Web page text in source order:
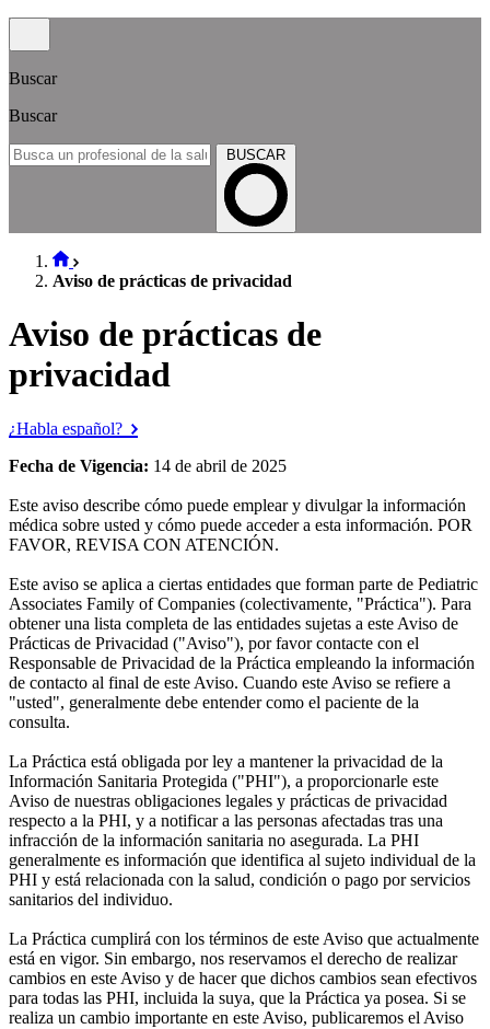
Buscar
Buscar
BUSCAR
Aviso de prácticas de privacidad
Aviso de prácticas de
privacidad
¿Habla español?
Fecha de Vigencia: 14 de abril de 2025
Este aviso describe cómo puede emplear y divulgar la información
médica sobre usted y cómo puede acceder a esta información. POR
FAVOR, REVISA CON ATENCIÓN.
Este aviso se aplica a ciertas entidades que forman parte de Pediatric
Associates Family of Companies (colectivamente, "Práctica"). Para
obtener una lista completa de las entidades sujetas a este Aviso de
Prácticas de Privacidad ("Aviso"), por favor contacte con el
Responsable de Privacidad de la Práctica empleando la información
de contacto al final de este Aviso. Cuando este Aviso se refiere a
"usted", generalmente debe entender como el paciente de la
consulta.
La Práctica está obligada por ley a mantener la privacidad de la
Información Sanitaria Protegida ("PHI"), a proporcionarle este
Aviso de nuestras obligaciones legales y prácticas de privacidad
respecto a la PHI, y a notificar a las personas afectadas tras una
infracción de la información sanitaria no asegurada. La PHI
generalmente es información que identifica al sujeto individual de la
PHI y está relacionada con la salud, condición o pago por servicios
sanitarios del individuo.
La Práctica cumplirá con los términos de este Aviso que actualmente
está en vigor. Sin embargo, nos reservamos el derecho de realizar
cambios en este Aviso y de hacer que dichos cambios sean efectivos
para todas las PHI, incluida la suya, que la Práctica ya posea. Si se
realiza un cambio importante en este Aviso, publicaremos el Aviso